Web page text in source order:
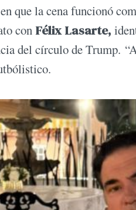
que la cena funcionó
con Félix Lasarte,
del círculo de Trump.